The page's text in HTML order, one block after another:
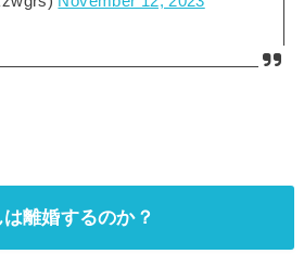
離婚するのか？